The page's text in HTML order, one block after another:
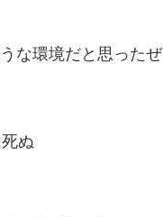
な環境だと思ったぜ
ぬ